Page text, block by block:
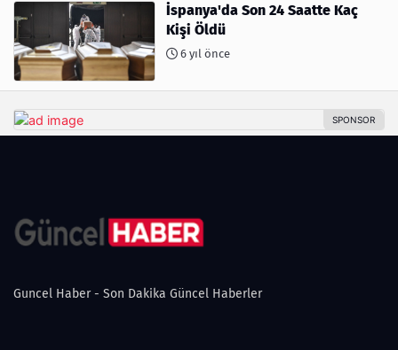
İspanya'da Son 24 Saatte Kaç
Kişi Öldü
6 yıl önce
Guncel Haber - Son Dakika Güncel Haberler